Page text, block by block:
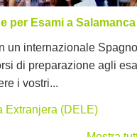
per Esami a Salamanca
un internazionale
di preparazione agli
i vostri...
Extranjera (DELE)